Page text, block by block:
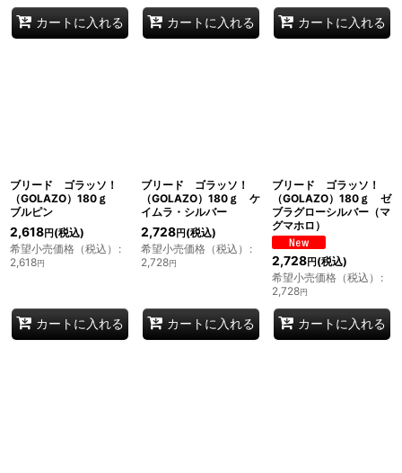
カートに入れる カートに入れる カートに入れる
ブリード ゴラッソ！
（GOLAZO）180ｇ
ブルピン
2,618円 (税込)
希望小売価格（税込） :
2,618円
カートに入れる
ブリード ゴラッソ！
（GOLAZO）180ｇ ケ
イムラ・シルバー
2,728円(税込)
希望小売価格（税込） :
2,728円
カートに入れる
ブリード ゴラッソ！
（GOLAZO）180ｇ ゼ
ブラグローシルバー（マ
グマホロ）
2,728円(税込)
希望小売価格（税込） :
2,728円
カートに入れる